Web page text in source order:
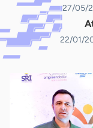
27/05/
22/01/